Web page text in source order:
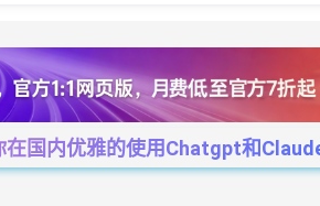
国内优雅的使用Chatgpt和